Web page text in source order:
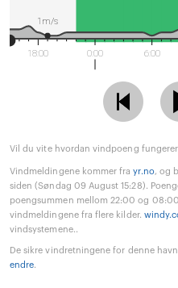
18:00 0:00 6:00
1m/s
Vil du vite hvordan vindpoeng
Vindmeldingene kommer frayr.no, og
siden (Søndag 09 August 15:28).
poengsummen mellom 22:00 og
vindmeldingene fra flere kilder.
vindsystemene..
De sikre vindretningene for denne
endre.